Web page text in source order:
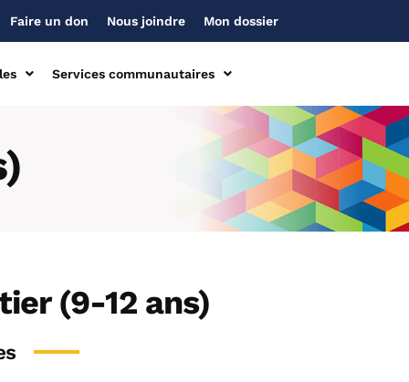
Faire un don Nous joindre Mon dossier
Services communautaires
(9-12 ans)